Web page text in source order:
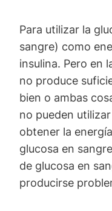
Para utilizar la
sangre) como
insulina. Pero en
no produce
bien o ambas
no pueden
obtener la
glucosa en
de glucosa en
producirse